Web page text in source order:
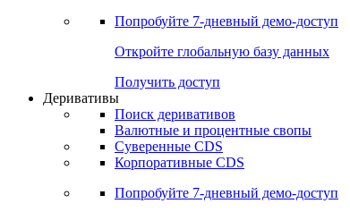
Попробуйте 7-дневный демо-доступ
Откройте глобальную базу данных
Получить доступ
Деривативы
Поиск деривативов
Валютные и процентные свопы
Суверенные CDS
Корпоративные CDS
Попробуйте 7-дневный демо-доступ